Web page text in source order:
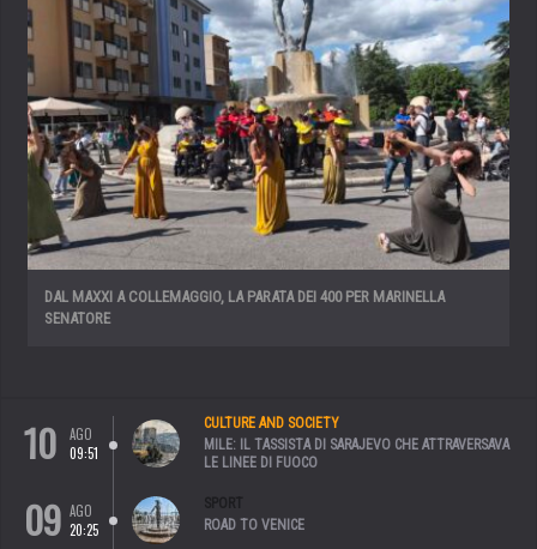
DAL MAXXI A COLLEMAGGIO, LA PARATA DEI 400 PER MARINELLA
SENATORE
10
AGO
09:51
CULTURE AND SOCIETY
MILE: IL TASSISTA DI SARAJEVO CHE ATTRAVERSAVA
LE LINEE DI FUOCO
09 AGO
20:25
SPORT
ROAD TO VENICE